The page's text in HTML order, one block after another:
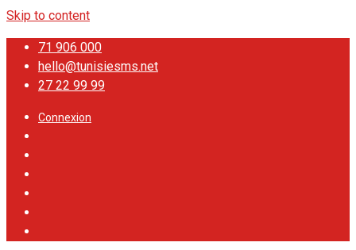
Skip to content
71 906 000
hello@tunisiesms.net
27 22 99 99
Connexion